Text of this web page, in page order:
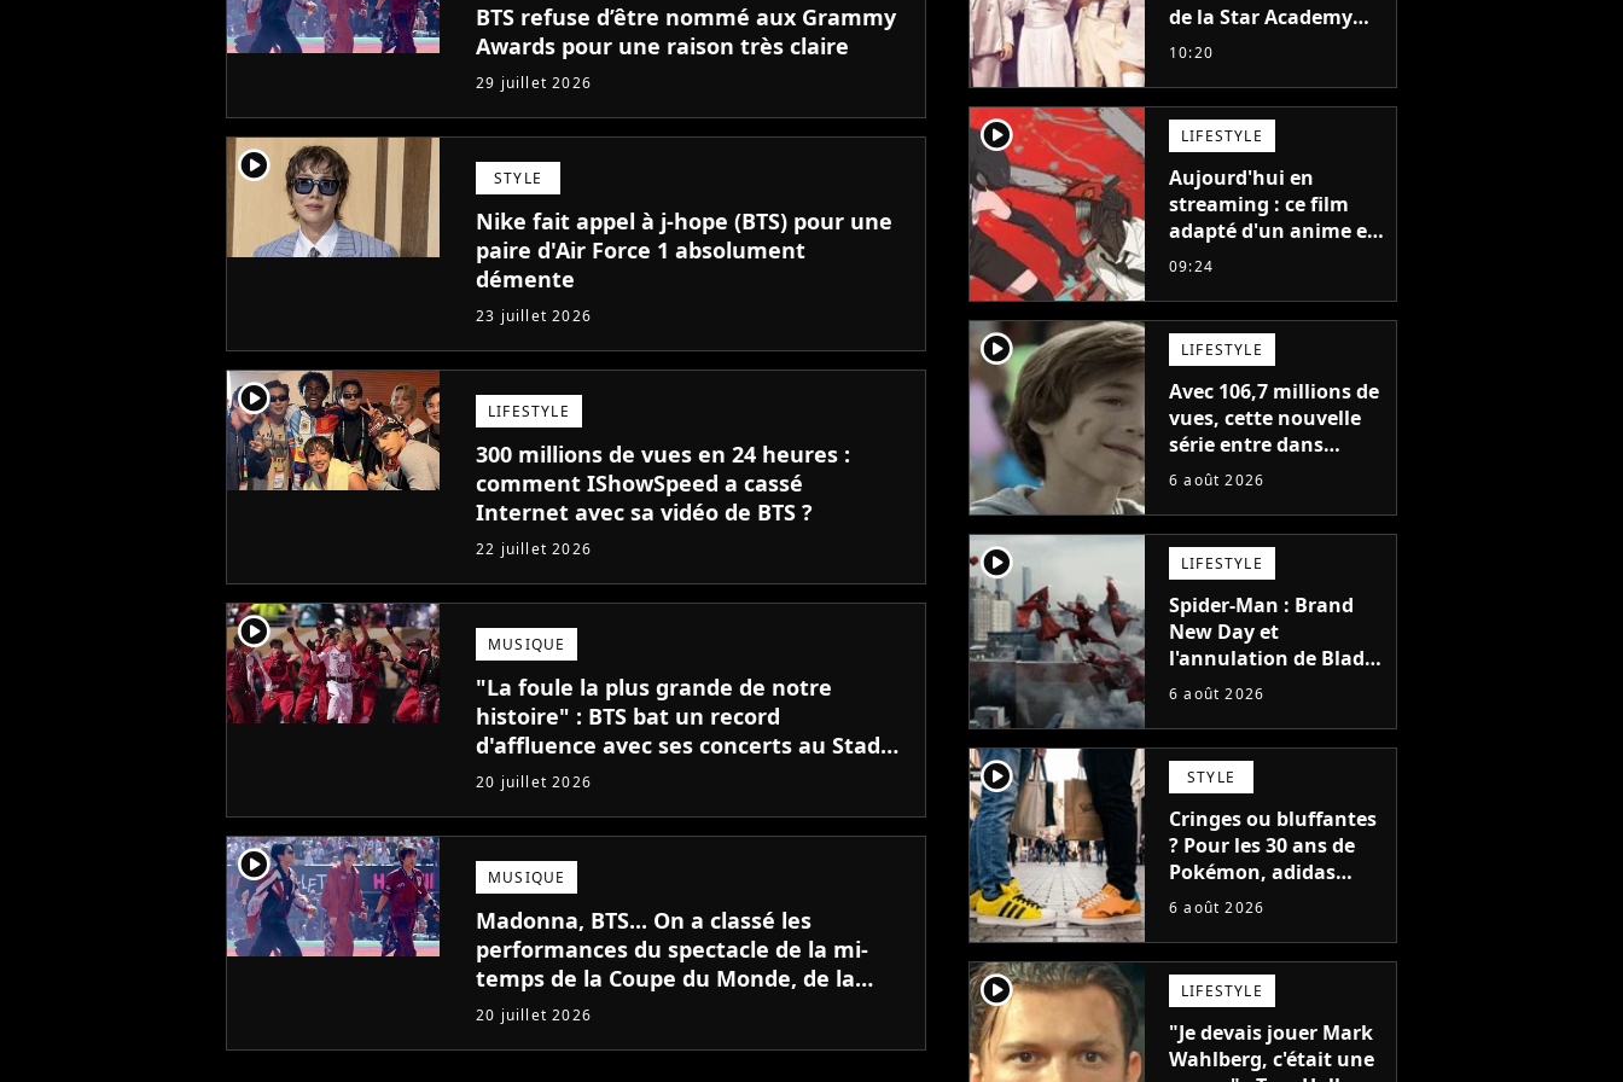
BTS refuse d’être nommé aux Grammy
Awards pour une raison très claire
29 juillet 2026
player2 STYLE
Nike fait appel à j-hope (BTS) pour une
paire d'Air Force 1 absolument
démente
23 juillet 2026
player2 LIFESTYLE
300 millions de vues en 24 heures :
comment IShowSpeed a cassé
Internet avec sa vidéo de BTS ?
22 juillet 2026
player2 MUSIQUE
"La foule la plus grande de notre
histoire" : BTS bat un record
d'affluence avec ses concerts au Stade
de France
20 juillet 2026
player2 MUSIQUE
Madonna, BTS... On a classé les
performances du spectacle de la mi-
temps de la Coupe du Monde, de la
pire à la meilleure
20 juillet 2026
de la Star Academy
balance après la fin
10:20
player2 LIFESTYLE
Aujourd'hui en
streaming : ce film
adapté d'un anime et
noté 98% est à voir
vous ne comprendrez
plus la série
09:24
player2 LIFESTYLE
Avec 106,7 millions de
vues, cette nouvelle
série entre dans
l'histoire de Netflix en
6 août 2026
player2 LIFESTYLE
Spider-Man : Brand
New Day et
l'annulation de Blade
montrent que Marvel
faire quoi que ce soit
de simple
6 août 2026
player2 STYLE
Cringes ou bluffantes
? Pour les 30 ans de
Pokémon, adidas
dévoile une énorme
et je ne sais pas quoi
en penser
6 août 2026
player2 LIFESTYLE
"Je devais jouer Mark
Wahlberg, c'était une